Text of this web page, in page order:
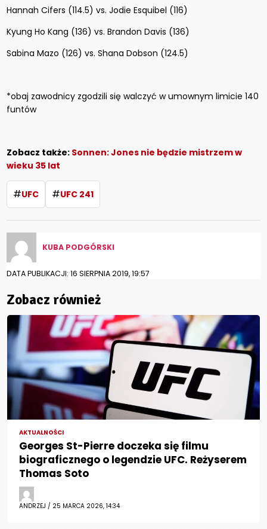
Hannah Cifers (114.5) vs. Jodie Esquibel (116)
Kyung Ho Kang (136) vs. Brandon Davis (136)
Sabina Mazo (126) vs. Shana Dobson (124.5)
*obaj zawodnicy zgodzili się walczyć w umownym limicie 140
funtów
Zobacz także: Sonnen: Jones nie będzie mistrzem w
wieku 35 lat
#UFC #UFC 241
KUBA PODGÓRSKI
DATA PUBLIKACJI: 16 SIERPNIA 2019, 19:57
Zobacz również
AKTUALNOŚCI
Georges St-Pierre doczeka się filmu
biograficznego o legendzie UFC. Reżyserem
Thomas Soto
ANDRZEJ / 25 MARCA 2026, 14:34